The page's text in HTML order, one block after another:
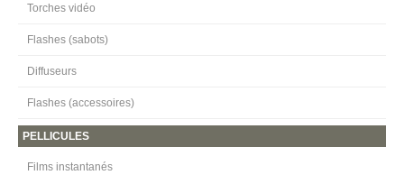
Torches vidéo
Flashes (sabots)
Diffuseurs
Flashes (accessoires)
PELLICULES
Films instantanés